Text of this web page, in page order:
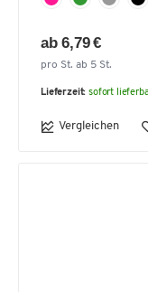
ab 6,79 €
pro St. ab 5 St.
Lieferzeit: sofort
Vergleichen